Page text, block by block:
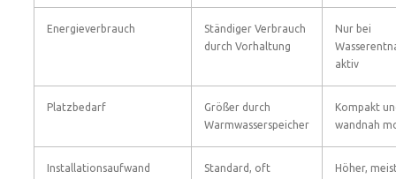
Energieverbrauch
Ständiger Verbrauch
durch Vorhaltung
Nur bei
aktiv
Platzbedarf
Größer durch
Warmwasserspeicher
Kompakt
wandnah
Installationsaufwand
Standard, oft
Höher,